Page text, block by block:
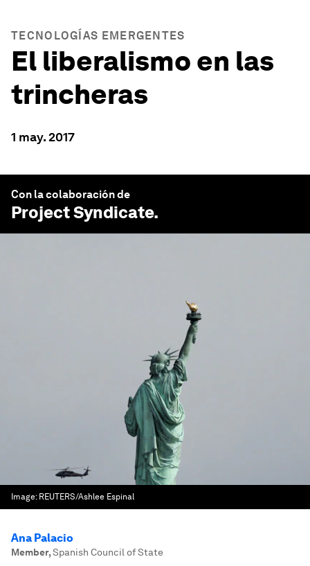
TECNOLOGÍAS EMERGENTES
El liberalismo en las
trincheras
1 may. 2017
Con la colaboración de
Project Syndicate.
Image: REUTERS/Ashlee Espinal
Ana Palacio
Member,Spanish Council of State